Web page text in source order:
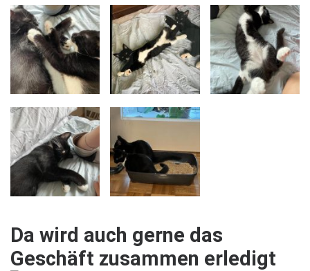
Da wird auch gerne das
Geschäft zusammen erledigt